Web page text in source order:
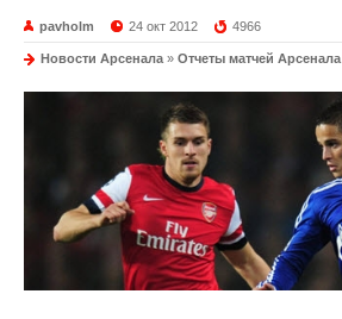
pavholm 24 окт 2012 4966
Новости Арсенала » Отчеты матчей Арсенала